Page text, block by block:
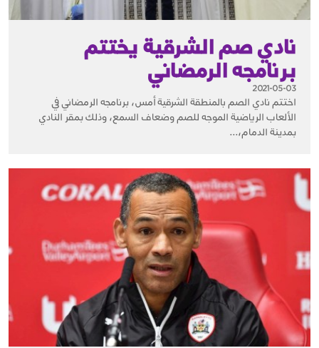
نادي صم الشرقية يختتم
برنامجه الرمضاني
2021-05-03
اختتم نادي الصم بالمنطقة الشرقية أمس، برنامجه الرمضاني في
الألعاب الرياضية الموجه للصم وضعاف السمع، وذلك بمقر النادي
بمدينة الدمام،...